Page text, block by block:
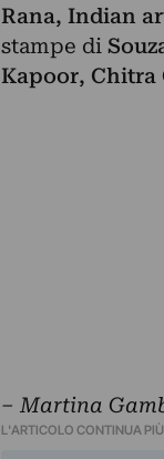
Rana, Indian
stampe di
Kapoor, Chitra
– Martina
L'ARTICOLO CONTINUA